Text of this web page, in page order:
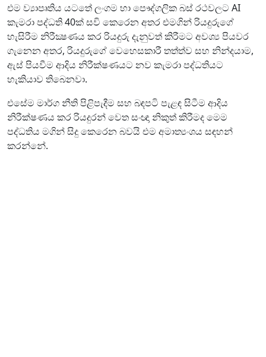
එම ව්‍යාපෘතිය යටතේ ලංගම හා පෞද්ගලික බස් රථවලට AI
කැමරා පද්ධති 40ක් සවි කෙරෙන අතර එමගින් රියදුරුගේ
හැසිරීම නිරීක්‍ෂණය කර රියදුරු දැනුවත් කිරීමට අවශ්‍ය පියවර
ගැනෙන අතර, රියදුරුගේ වෙහෙසකාරී තත්ත්ව සහ නින්දයාම,
ඇස් පියවීම ආදිය නිරීක්ෂණයට නව කැමරා පද්ධතියට
හැකියාව තිබෙනවා.
එසේම මාර්ග නීති පිළිපැදීම සහ බඳපටි පැළඳ සිටීම ආදිය
නිරීක්ෂණය කර රියදුරන් වෙත සංඥා නිකුත් කිරීමද මෙම
පද්ධතිය මගින් සිදු කෙරෙන බවයි එම අමාත්‍යංශය සඳහන්
කරන්නේ.